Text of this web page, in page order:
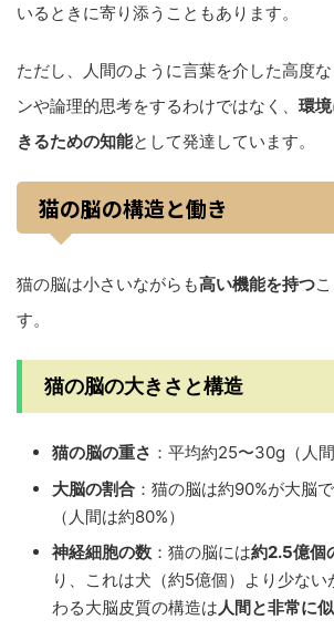
いるときに寄り添うこともあります。
ただし、人間のように言葉を介した高度
ンや論理的思考をするわけではなく、 環
きるための知能として発達しています。
猫の脳の構造と働き
猫の脳は小さいながらも高い機能を持つ
す。
猫の脳の大きさと構造
猫の脳の重さ ：平均約25〜30g（人
大脳の割合 ：猫の脳は約90%が大脳
（人間は約80%）
神経細胞の数 ：猫の脳には約2.5億個
り、これは犬（約5億個）より少な
わる大脳皮質の構造は人間と非常に